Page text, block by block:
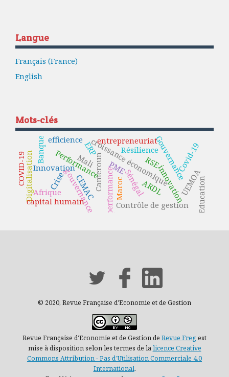
Langue
Français (France)
English
Mots-clés
Maroc
performance
PME
croissance économique
Performance
Mali
Innovation innovation
Gouvernance
gouvernance Contrôle de gestion
SénégalARDL UEMOA
RSE Covid-19
Cameroun
Crise
Banque
Afrique
Digitalisation
COVID-19
capital humain
entrepreneuriat
CEMAC Education
ERP
efficience
Résilience
© 2020, Revue Française d'Economie et de Gestion
Revue Française d'Economie et de Gestion de Revue Fregest
mise à disposition selon les termes de lalicence Creative
Commons Attribution - Pas d’Utilisation Commerciale 4.0
International.